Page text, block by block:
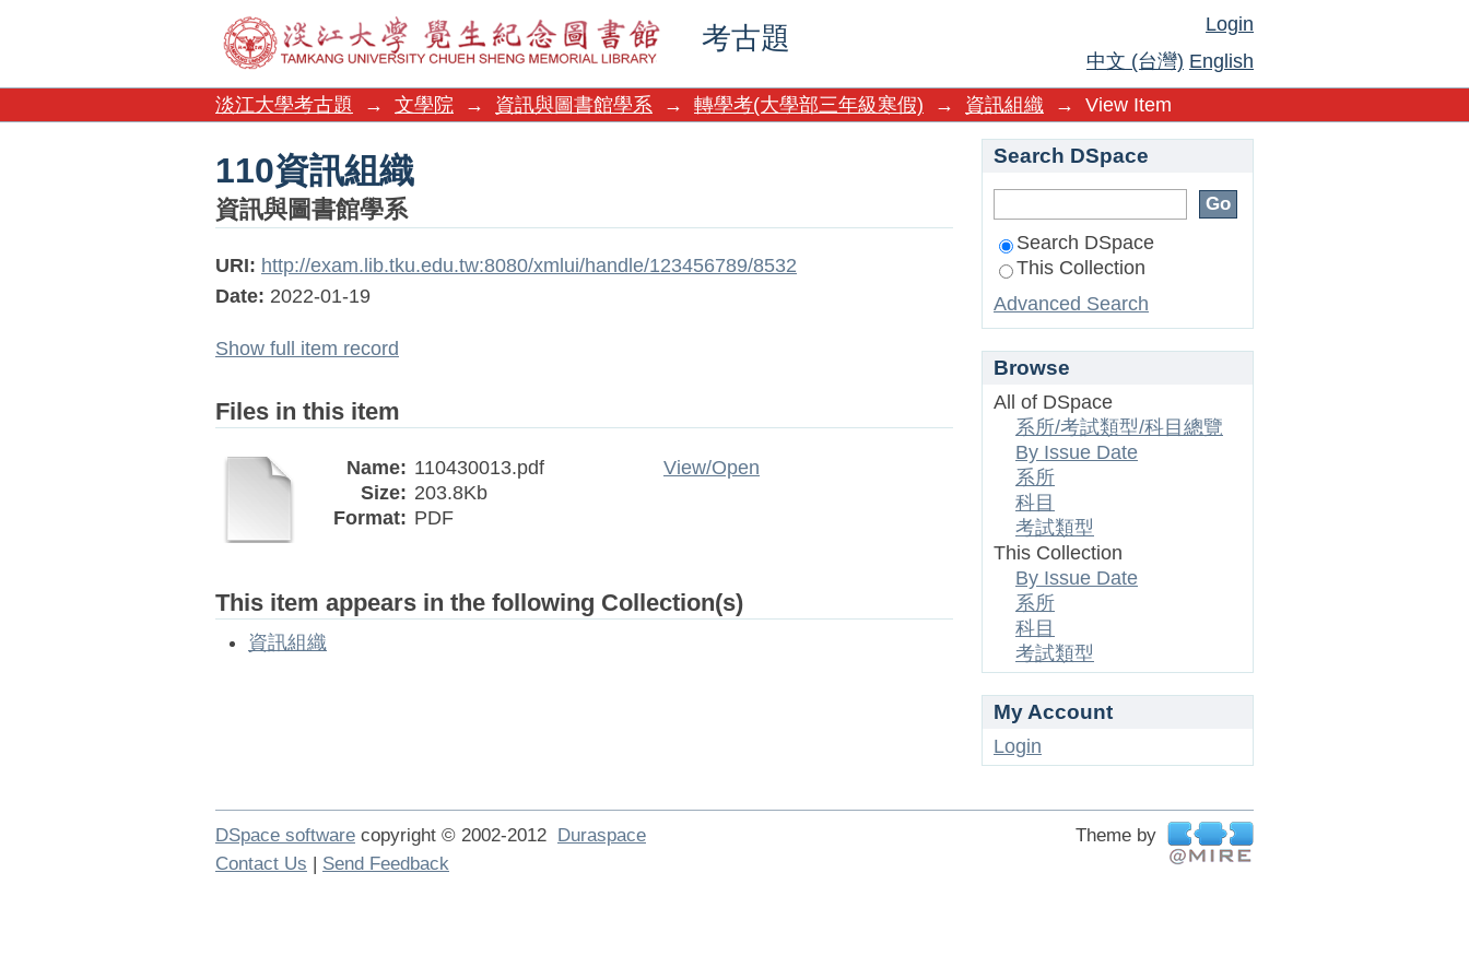
考古題
110資訊組織
Login
中文 (台灣) English
淡江大學考古題
→ 文學院 → 資訊與圖書館學系 → 轉學考(大學部三年級寒假) → 資訊組織 → View Item
110資訊組織
資訊與圖書館學系
URI: http://exam.lib.tku.edu.tw:8080/xmlui/handle/123456789/8532
Date: 2022-01-19
Show full item record
Files in this item
Name: 110430013.pdf
Size: 203.8Kb
Format: PDF
View/Open
This item appears in the following Collection(s)
資訊組織
Search DSpace
Search DSpace
This Collection
Advanced Search
Browse
All of DSpace
系所/考試類型/科目總覽
By Issue Date
系所
科目
考試類型
This Collection
By Issue Date
系所
科目
考試類型
My Account
Login
DSpace software copyright © 2002-2012 Duraspace
Theme by
Contact Us | Send Feedback